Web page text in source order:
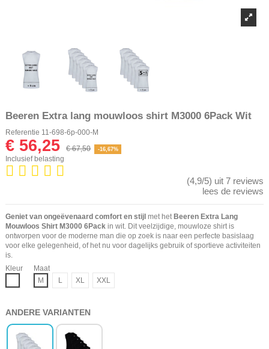
Beeren Extra lang mouwloos shirt M3000 6Pack Wit
Referentie 11-698-6p-000-M
€ 56,25 € 67,50 -16,67%
Inclusief belasting
(4,9/5) uit 7 reviews
lees de reviews
Geniet van ongeëvenaard comfort en stijl met het Beeren Extra Lang
Mouwloos Shirt M3000 6Pack in wit. Dit veelzijdige, mouwloze shirt is
ontworpen voor de moderne man die op zoek is naar een perfecte basislaag
voor elke gelegenheid, of het nu voor dagelijks gebruik of sportieve activiteiten
is.
Kleur
Maat
M
L XL XXL
ANDERE VARIANTEN